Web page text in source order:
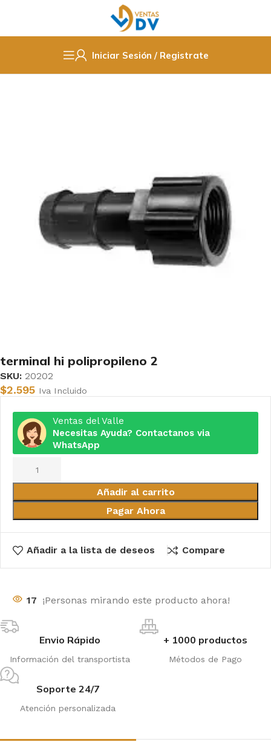
Iniciar Sesión / Registrate
Electricidad Fittings y tuberias polipropileno
terminal hi polipropileno 2
SKU: 20202
$2.595 Iva Incluido
Ventas del Valle
Necesitas Ayuda? Contactanos via
WhatsApp
Añadir al carrito
Pagar Ahora
Añadir a la lista de deseos Compare
17 ¡Personas mirando este producto ahora!
Envio Rápido
Información del transportista
+ 1000 productos
Métodos de Pago
Soporte 24/7
Atención personalizada